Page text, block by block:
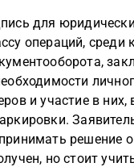
для
операций, среди
и участие в них,
решение
но стоит